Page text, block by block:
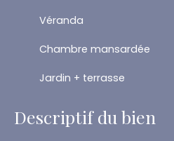
Véranda
Chambre mansardée
Jardin + terrasse
Descriptif du bien